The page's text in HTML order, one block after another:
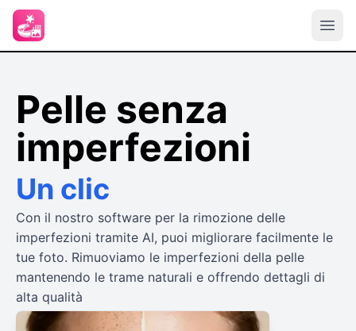
Pelle senza
imperfezioni
Un clic
Con il nostro software per la rimozione delle
imperfezioni tramite AI, puoi migliorare facilmente le
tue foto. Rimuoviamo le imperfezioni della pelle
mantenendo le trame naturali e offrendo dettagli di
alta qualità